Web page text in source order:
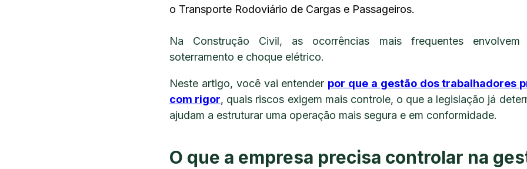
o Transporte Rodoviário de Cargas e Passageiros.
Na Construção Civil, as ocorrências mais frequentes
soterramento e choque elétrico.
Neste artigo, você vai entender por que a gestão dos trabalhadores
com rigor, quais riscos exigem mais controle, o que a legislação já
ajudam a estruturar uma operação mais segura e em conformidade.
O que a empresa precisa controlar na